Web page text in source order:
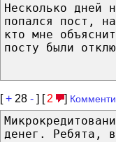
Несколько дней
попался пост,
кто мне
посту были
[+ 28 - ] [ 2 ]
денег. Ребята,